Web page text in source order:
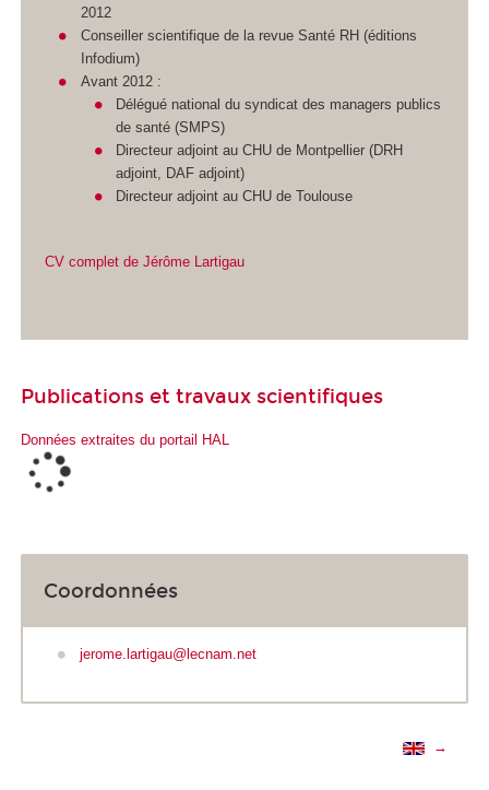
2012
Conseiller scientifique de la revue Santé RH (éditions
Infodium)
Avant 2012 :
Délégué national du syndicat des managers publics
de santé (SMPS)
Directeur adjoint au CHU de Montpellier (DRH
adjoint, DAF adjoint)
Directeur adjoint au CHU de Toulouse
CV complet de Jérôme Lartigau
Publications et travaux scientifiques
Données extraites du portail HAL
Coordonnées
jerome.lartigau@lecnam.net
→